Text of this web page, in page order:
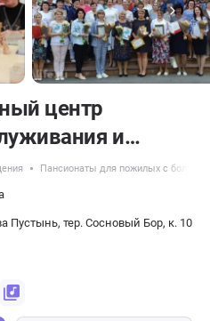
центр
и
Пансионаты для пожилых с
Пустынь, тер. Сосновый Бор, к. 10